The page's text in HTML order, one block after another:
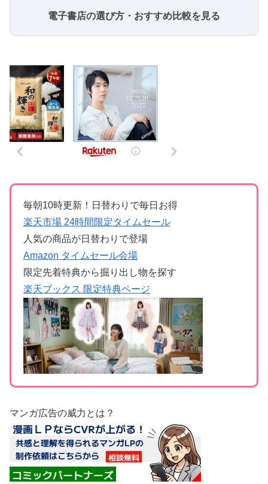
電子書店の選び方・おすすめ比較を見る
毎朝10時更新！日替わりで毎日お得
楽天市場 24時間限定タイムセール
人気の商品が日替わりで登場
Amazon タイムセール会場
限定先着特典から掘り出し物を探す
楽天ブックス 限定特典ページ
マンガ広告の威力とは？